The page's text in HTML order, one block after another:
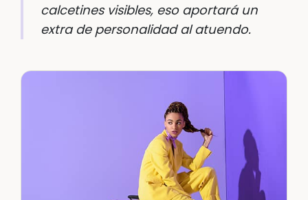
calcetines visibles, eso aportará un
extra de personalidad al atuendo.